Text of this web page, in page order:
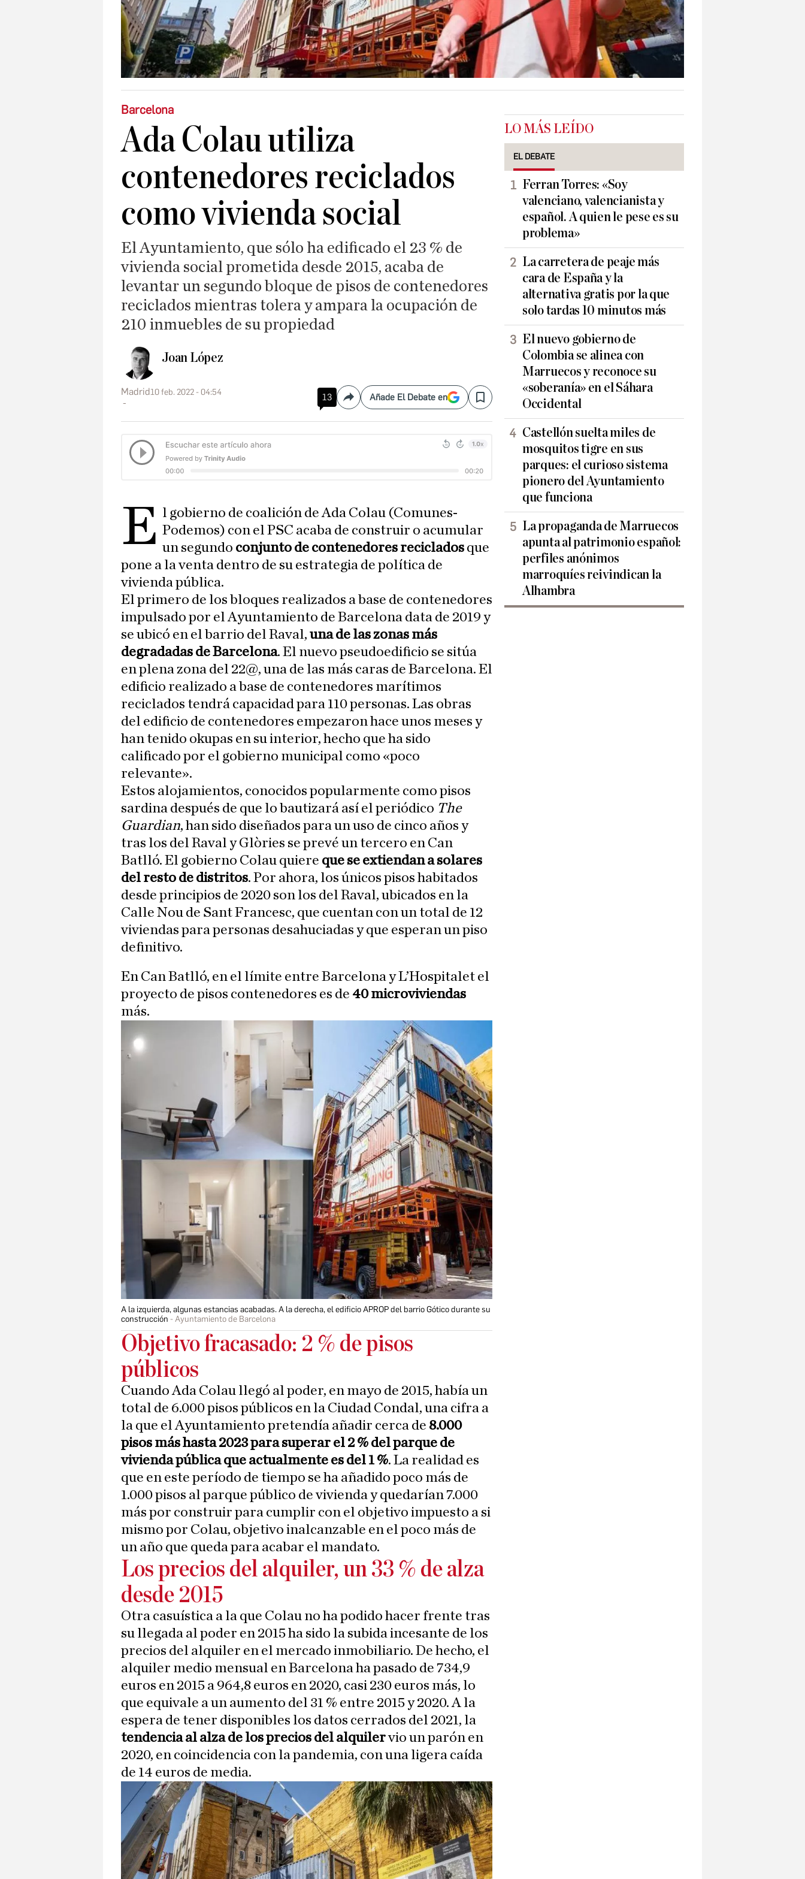
Barcelona
Ada Colau utiliza
contenedores reciclados
como vivienda social
El Ayuntamiento, que sólo ha edificado el 23 % de
vivienda social prometida desde 2015, acaba de
levantar un segundo bloque de pisos de contenedores
reciclados mientras tolera y ampara la ocupación de
210 inmuebles de su propiedad
Joan López
Madrid10 feb. 2022 - 04:54 13 CompartirAñade El Debate en Save
E l gobierno de coalición de Ada Colau (Comunes-
Podemos) con el PSC acaba de construir o acumular
un segundo conjunto de contenedores reciclados que
pone a la venta dentro de su estrategia de política de
vivienda pública.
El primero de los bloques realizados a base de contenedores
impulsado por el Ayuntamiento de Barcelona data de 2019 y
se ubicó en el barrio del Raval, una de las zonas más
degradadas de Barcelona. El nuevo pseudoedificio se sitúa
en plena zona del 22@, una de las más caras de Barcelona. El
edificio realizado a base de contenedores marítimos
reciclados tendrá capacidad para 110 personas. Las obras
del edificio de contenedores empezaron hace unos meses y
han tenido okupas en su interior, hecho que ha sido
calificado por el gobierno municipal como «poco
relevante».
Estos alojamientos, conocidos popularmente como pisos
sardina después de que lo bautizará así el periódico The
Guardian, han sido diseñados para un uso de cinco años y
tras los del Raval y Glòries se prevé un tercero en Can
Batlló. El gobierno Colau quiere que se extiendan a solares
del resto de distritos. Por ahora, los únicos pisos habitados
desde principios de 2020 son los del Raval, ubicados en la
Calle Nou de Sant Francesc, que cuentan con un total de 12
viviendas para personas desahuciadas y que esperan un piso
definitivo.
En Can Batlló, en el límite entre Barcelona y L’Hospitalet el
proyecto de pisos contenedores es de 40 microviviendas
más.
A la izquierda, algunas estancias acabadas. A la derecha, el edificio APROP del barrio Gótico durante su
construcción
Ayuntamiento de Barcelona
Objetivo fracasado: 2 % de pisos
públicos
Cuando Ada Colau llegó al poder, en mayo de 2015, había un
total de 6.000 pisos públicos en la Ciudad Condal, una cifra a
la que el Ayuntamiento pretendía añadir cerca de 8.000
pisos más hasta 2023 para superar el 2 % del parque de
vivienda pública que actualmente es del 1 %. La realidad es
que en este período de tiempo se ha añadido poco más de
1.000 pisos al parque público de vivienda y quedarían 7.000
más por construir para cumplir con el objetivo impuesto a si
mismo por Colau, objetivo inalcanzable en el poco más de
un año que queda para acabar el mandato.
Los precios del alquiler, un 33 % de alza
desde 2015
Otra casuística a la que Colau no ha podido hacer frente tras
su llegada al poder en 2015 ha sido la subida incesante de los
precios del alquiler en el mercado inmobiliario. De hecho, el
alquiler medio mensual en Barcelona ha pasado de 734,9
euros en 2015 a 964,8 euros en 2020, casi 230 euros más, lo
que equivale a un aumento del 31 % entre 2015 y 2020. A la
espera de tener disponibles los datos cerrados del 2021, la
tendencia al alza de los precios del alquilervio un parón en
2020, en coincidencia con la pandemia, con una ligera caída
de 14 euros de media.
LO MÁS LEÍDO
EL DEBATE
Ferran Torres: «Soy
valenciano, valencianista y
español. A quien le pese es su
problema»
La carretera de peaje más
cara de España y la
alternativa gratis por la que
solo tardas 10 minutos más
El nuevo gobierno de
Colombia se alinea con
Marruecos y reconoce su
«soberanía» en el Sáhara
Occidental
Castellón suelta miles de
mosquitos tigre en sus
parques: el curioso sistema
pionero del Ayuntamiento
que funciona
La propaganda de Marruecos
apunta al patrimonio español:
perfiles anónimos
marroquíes reivindican la
Alhambra